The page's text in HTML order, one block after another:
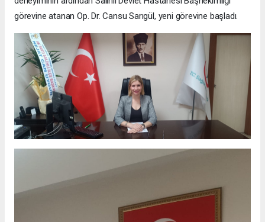
görevine atanan Op. Dr. Cansu Sarıgül, yeni görevine başladı.